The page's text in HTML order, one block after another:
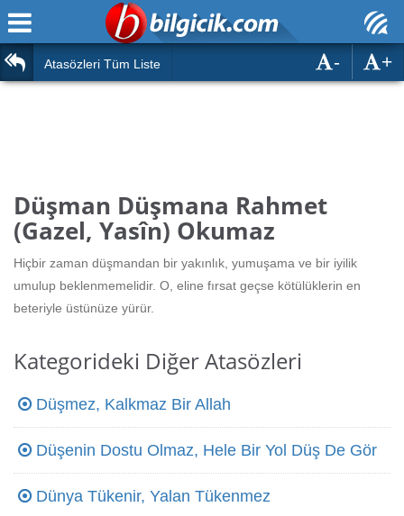
Ana Sayfa
Türk Tarihi & Kültürü
Eğitim
Hesaplamalar
Duvar Yazıları
Hızlı Okuma Testi
Oyun
Atasözleri Tüm Liste +
-
Düşman Düşmana Rahmet
(Gazel, Yasîn) Okumaz
Hiçbir zaman düşmandan bir yakınlık, yumuşama ve bir iyilik
umulup beklenmemelidir. O, eline fırsat geçse kötülüklerin en
beteriyle üstünüze yürür.
Kategorideki Diğer Atasözleri
Düşmez, Kalkmaz Bir Allah
Düşenin Dostu Olmaz, Hele Bir Yol Düş De Gör
Dünya Tükenir, Yalan Tükenmez